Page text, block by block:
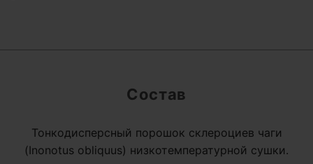
Состав
Тонкодисперсный порошок склероциев чаги
(Inonotus obliquus) низкотемпературной сушки.